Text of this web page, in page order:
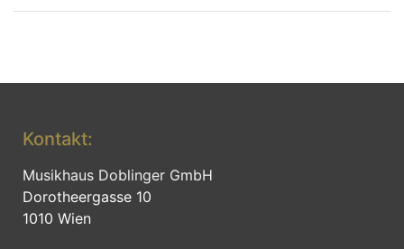
Kontakt:
Musikhaus Doblinger GmbH
Dorotheergasse 10
1010 Wien